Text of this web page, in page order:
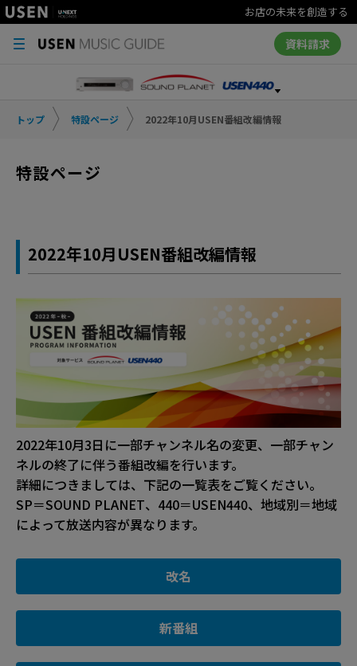
お店の未来を創造する
資料請求
トップ 特設ページ 2022年10月USEN番組改編情報
特設ページ
2022年10月USEN番組改編情報
2022年10月3日に一部チャンネル名の変更、一部チャン
ネルの終了に伴う番組改編を行います。
詳細につきましては、下記の一覧表をご覧ください。
SP＝SOUND PLANET、440＝USEN440、地域別＝地域
によって放送内容が異なります。
改名
新番組